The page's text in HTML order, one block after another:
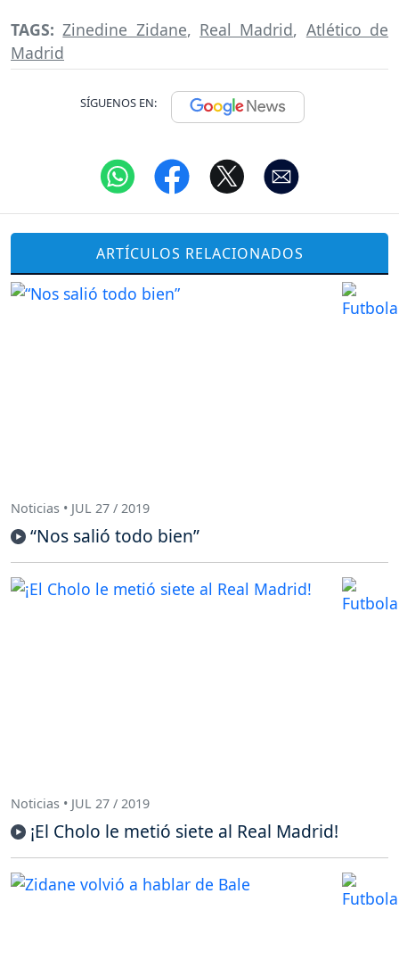
TAGS:Zinedine Zidane, Real Madrid, Atlético de
Madrid
SÍGUENOS EN:
ARTÍCULOS RELACIONADOS
Noticias • JUL 27 / 2019
“Nos salió todo bien”
Noticias • JUL 27 / 2019
¡El Cholo le metió siete al Real Madrid!